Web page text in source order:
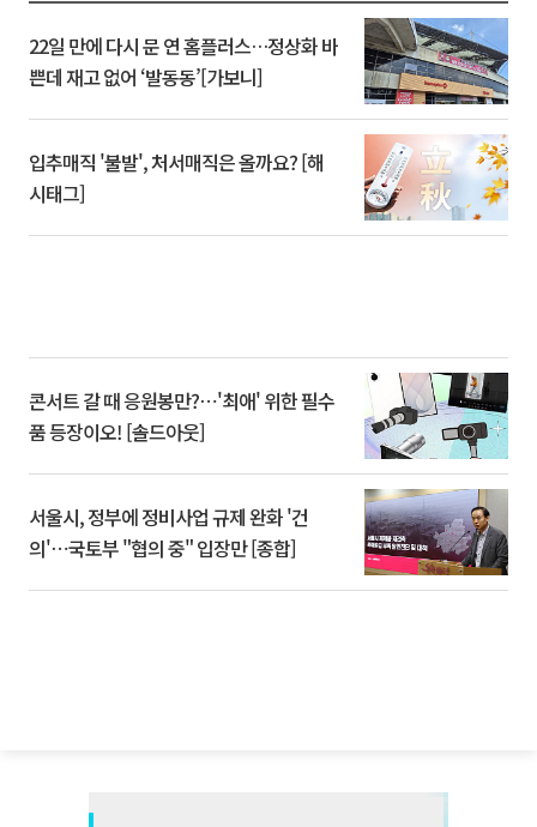
22일 만에 다시 문 연 홈플러스…정상화 바
쁜데 재고 없어 ‘발동동’[가보니]
입추매직 '불발', 처서매직은 올까요? [해
시태그]
콘서트 갈 때 응원봉만?⋯'최애' 위한 필수
품 등장이오! [솔드아웃]
서울시, 정부에 정비사업 규제 완화 '건
의'⋯국토부 "협의 중" 입장만 [종합]